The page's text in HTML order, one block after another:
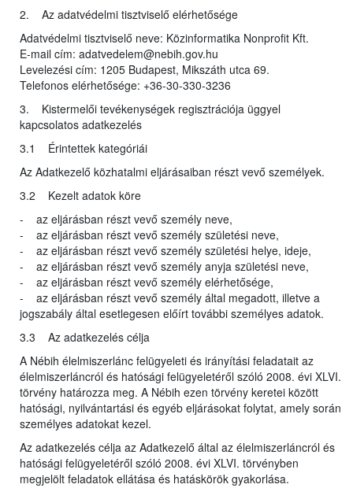
2. Az adatvédelmi tisztviselő elérhetősége
Adatvédelmi tisztviselő neve: Közinformatika Nonprofit Kft.
E-mail cím: adatvedelem@nebih.gov.hu
Levelezési cím: 1205 Budapest, Mikszáth utca 69.
Telefonos elérhetősége: +36-30-330-3236
3. Kistermelői tevékenységek regisztrációja üggyel
kapcsolatos adatkezelés
3.1 Érintettek kategóriái
Az Adatkezelő közhatalmi eljárásaiban részt vevő személyek.
3.2 Kezelt adatok köre
- az eljárásban részt vevő személy neve,
- az eljárásban részt vevő személy születési neve,
- az eljárásban részt vevő személy születési helye, ideje,
- az eljárásban részt vevő személy anyja születési neve,
- az eljárásban részt vevő személy elérhetősége,
- az eljárásban részt vevő személy által megadott, illetve a
jogszabály által esetlegesen előírt további személyes adatok.
3.3 Az adatkezelés célja
A Nébih élelmiszerlánc felügyeleti és irányítási feladatait az
élelmiszerláncról és hatósági felügyeletéről szóló 2008. évi XLVI.
törvény határozza meg. A Nébih ezen törvény keretei között
hatósági, nyilvántartási és egyéb eljárásokat folytat, amely során
személyes adatokat kezel.
Az adatkezelés célja az Adatkezelő által az élelmiszerláncról és
hatósági felügyeletéről szóló 2008. évi XLVI. törvényben
megjelölt feladatok ellátása és hatáskörök gyakorlása.